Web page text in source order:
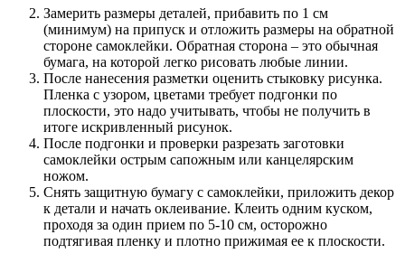
Замерить размеры деталей, прибавить по 1 см
(минимум) на припуск и отложить размеры на обратной
стороне самоклейки. Обратная сторона – это обычная
бумага, на которой легко рисовать любые линии.
После нанесения разметки оценить стыковку рисунка.
Пленка с узором, цветами требует подгонки по
плоскости, это надо учитывать, чтобы не получить в
итоге искривленный рисунок.
После подгонки и проверки разрезать заготовки
самоклейки острым сапожным или канцелярским
ножом.
Снять защитную бумагу с самоклейки, приложить декор
к детали и начать оклеивание. Клеить одним куском,
проходя за один прием по 5-10 см, осторожно
подтягивая пленку и плотно прижимая ее к плоскости.